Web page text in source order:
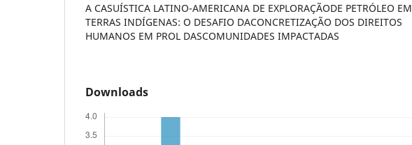
A CASUÍSTICA LATINO-AMERICANA DE EXPLORAÇÃODE PETRÓLEO EM
TERRAS INDÍGENAS: O DESAFIO DACONCRETIZAÇÃO DOS DIREITOS
HUMANOS EM PROL DASCOMUNIDADES IMPACTADAS
Downloads